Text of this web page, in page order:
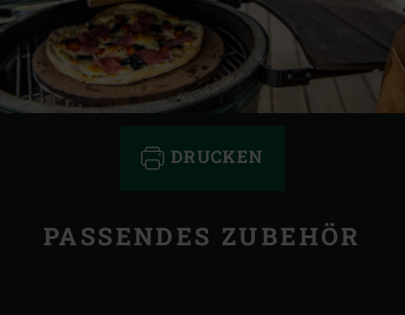
DRUCKEN
PASSENDES ZUBEHÖR